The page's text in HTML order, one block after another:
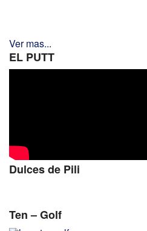
Ver mas...
EL PUTT
Dulces de Pili
Ten – Golf